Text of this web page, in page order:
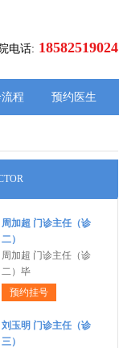
电话: 18582519024
程 预约医生
周加超 门诊主任（诊
二）
周加超 门诊主任（诊
二）毕
预约挂号
刘玉明 门诊主任（诊
三）